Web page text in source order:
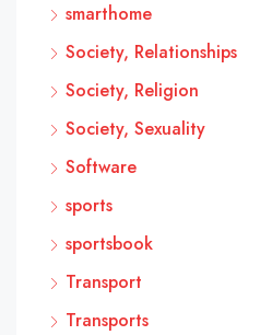
smarthome
Society, Relationships
Society, Religion
Society, Sexuality
Software
sports
sportsbook
Transport
Transports